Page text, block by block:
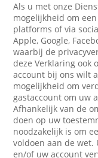
Als u met onze
mogelijkheid om
platforms of via
Apple, Google,
waarbij de
deze Verklaring ook
account bij ons wilt
mogelijkheid om
gastaccount om uw
Afhankelijk van de
doen op uw
noodzakelijk is om
voldoen aan de
en/of uw account